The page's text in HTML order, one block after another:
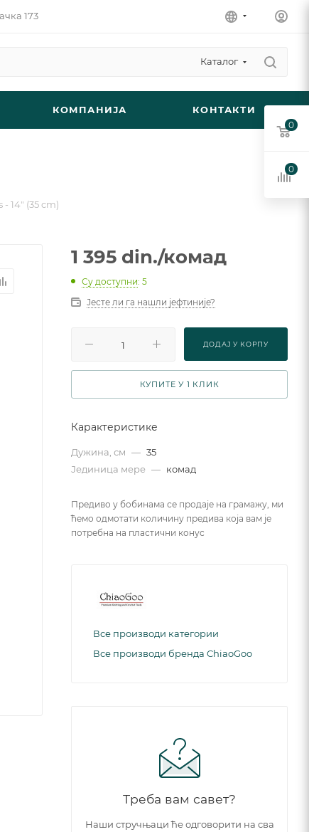
173
Каталог
КОМПАНИЈА КОНТАКТИ
- 14" (35 cm)
1 395 din./комад
Су доступни: 5
Јесте ли га нашли јефтиније?
ДОДАJ У КОРПУ
КУПИТЕ У 1 КЛИК
Карактеристике
Дужина, см — 35
Јединица мере — комад
Предиво у бобинама се продаје на грамажу, ми
ћемо одмотати количину предива која вам је
потребна на пластични конус
Все производи категории
Все производи бренда ChiaoGoo
Треба вам савет?
Наши стручњаци ће одговорити на сва
0
0